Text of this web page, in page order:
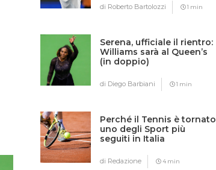
di Roberto Bartolozzi 1 min
Serena, ufficiale il rientro:
Williams sarà al Queen’s
(in doppio)
di Diego Barbiani 1 min
Perché il Tennis è tornato
uno degli Sport più
seguiti in Italia
di Redazione 4 min